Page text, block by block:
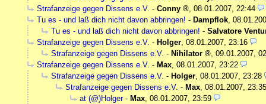
Strafanzeige gegen Dissens e.V. - Conny , 08.01.2007, 22:44
Tu es - und laß dich nicht davon abbringen! - Dampflok,
Tu es - und laß dich nicht davon abbringen! - Salvatore
Strafanzeige gegen Dissens e.V. - Holger, 08.01.2007, 23:16
Strafanzeige gegen Dissens e.V. - Nihilator , 09.01.2007,
Strafanzeige gegen Dissens e.V. - Max, 08.01.2007, 23:22
Strafanzeige gegen Dissens e.V. - Holger, 08.01.2007, 23:28
Strafanzeige gegen Dissens e.V. - Max, 08.01.2007, 23:35
at (@)Holger- Max, 08.01.2007, 23:59